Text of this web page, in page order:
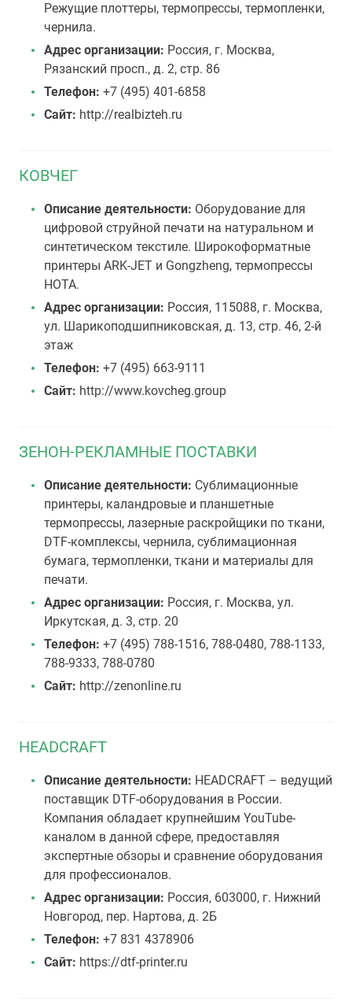
Режущие плоттеры, термопрессы, термопленки,
чернила.
Адрес организации: Россия, г. Москва,
Рязанский просп., д. 2, стр. 86
Телефон: +7 (495) 401-6858
Сайт: http://realbizteh.ru
КОВЧЕГ
Описание деятельности: Оборудование для
цифровой струйной печати на натуральном и
синтетическом текстиле. Широкоформатные
принтеры ARK-JET и Gongzheng, термопрессы
HOTA.
Адрес организации: Россия, 115088, г. Москва,
ул. Шарикоподшипниковская, д. 13, стр. 46, 2-й
этаж
Телефон: +7 (495) 663-9111
Сайт: http://www.kovcheg.group
ЗЕНОН-РЕКЛАМНЫЕ ПОСТАВКИ
Описание деятельности: Сублимационные
принтеры, каландровые и планшетные
термопрессы, лазерные раскройщики по ткани,
DTF-комплексы, чернила, сублимационная
бумага, термопленки, ткани и материалы для
печати.
Адрес организации: Россия, г. Москва, ул.
Иркутская, д. 3, стр. 20
Телефон: +7 (495) 788-1516, 788-0480, 788-1133,
788-9333, 788-0780
Сайт: http://zenonline.ru
HEADCRAFT
Описание деятельности: HEADCRAFT – ведущий
поставщик DTF-оборудования в России.
Компания обладает крупнейшим YouTube-
каналом в данной сфере, предоставляя
экспертные обзоры и сравнение оборудования
для профессионалов.
Адрес организации: Россия, 603000, г. Нижний
Новгород, пер. Нартова, д. 2Б
Телефон: +7 831 4378906
Сайт: https://dtf-printer.ru